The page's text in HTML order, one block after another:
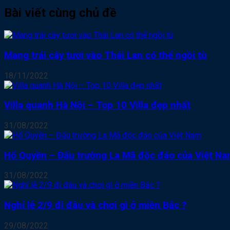
Bài viết cùng chủ đề
Mang trái cây tươi vào Thái Lan có thể ngồi tù
18/11/2022
Villa quanh Hà Nội – Top 10 Villa đẹp nhất
31/08/2022
Hổ Quyền – Đấu trường La Mã độc đáo của Việt
31/08/2022
Nghỉ lễ 2/9 đi đâu và chơi gì ở miền Bắc ?
29/08/2022